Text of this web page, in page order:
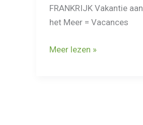
FRANKRIJK Vakantie aan
het Meer = Vacances
Vakantie
Meer lezen »